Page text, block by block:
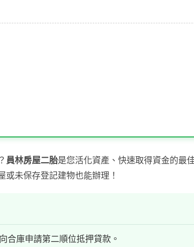
員林房屋二胎是您活化資產、快速取得資金的最
或未保存登記建物也能辦理！
合庫申請第二順位抵押貸款。